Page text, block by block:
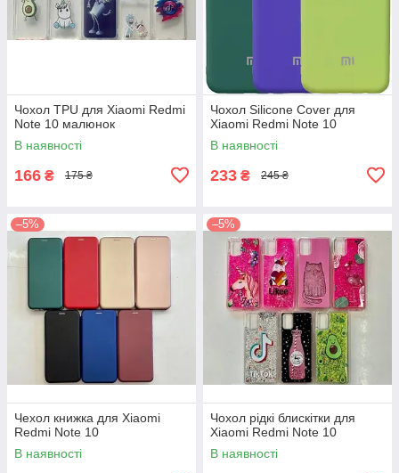
Чохол TPU для Xiaomi Redmi
Note 10 малюнок
В наявності
166 ₴ 175 ₴
Чохол Silicone Cover для
Xiaomi Redmi Note 10
В наявності
233 ₴ 245 ₴
–5%
Чехол книжка для Xiaomi
Redmi Note 10
В наявності
–5%
Чохол рідкі блискітки для
Xiaomi Redmi Note 10
В наявності